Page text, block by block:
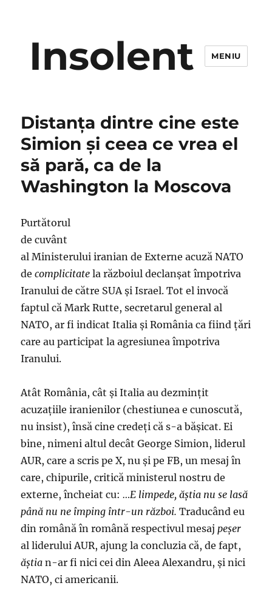
Insolent MENIU
Distanța dintre cine este
Simion și ceea ce vrea el
să pară, ca de la
Washington la Moscova
Purtătorul
de cuvânt
al Ministerului iranian de Externe acuză NATO
decomplicitate la războiul declanșat împotriva
Iranului de către SUA şi Israel. Tot el invocă
faptul că Mark Rutte, secretarul general al
NATO, ar fi indicat Italia şi România ca fiind ţări
care au participat la agresiunea împotriva
Iranului.
Atât România, cât și Italia au dezmințit
acuzațiile iranienilor (chestiunea e cunoscută,
nu insist), însă cine credeți că s-a bășicat. Ei
bine, nimeni altul decât George Simion, liderul
AUR, care a scris pe X, nu și pe FB, un mesaj în
care, chipurile, critică ministerul nostru de
externe, încheiat cu:…E limpede, ăștia nu se lasă
până nu ne împing într-un război. Traducând eu
din română în română respectivul mesajpeșer
al liderului AUR, ajung la concluzia că, de fapt,
ăștia n-ar fi nici cei din Aleea Alexandru, și nici
NATO, ci americanii.